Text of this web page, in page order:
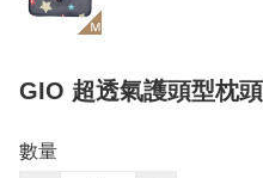
GIO 超透氣護頭型枕
數量